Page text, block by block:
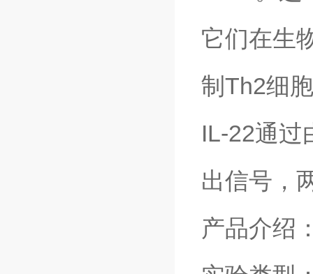
它们在生
制Th2细
IL-22通过
出信号，
产品介绍